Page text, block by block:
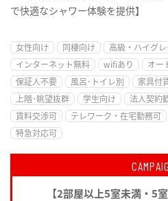
で快適なシャワー体験を提供】
女性向け 同棲向け 高級・ハイグレ
インターネット無料
wifiあり オー
保証人不要
風呂･トイレ別 家具付
上階･眺望抜群
学生向け 法人契約
賃料交渉可
テレワーク・在宅勤務可
特急対応可
【2部屋以上5室未満・5